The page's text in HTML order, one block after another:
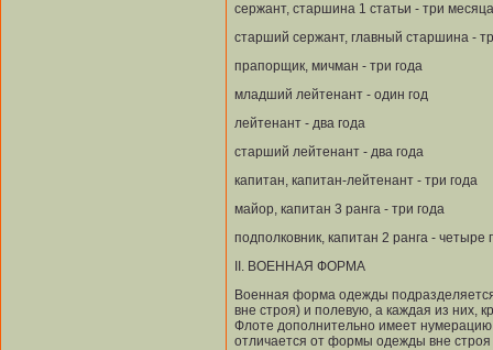
сержант, старшина 1 статьи - три месяца
старший сержант, главный старшина -
прапорщик, мичман - три года
младший лейтенант - один год
лейтенант - два года
старший лейтенант - два года
капитан, капитан-лейтенант - три года
майор, капитан 3 ранга - три года
подполковник, капитан 2 ранга - четыре
II. ВОЕННАЯ ФОРМА
Военная форма одежды
вне строя) и полевую, а каждая из
Флоте дополнительно имеет
отличается от формы одежды вне